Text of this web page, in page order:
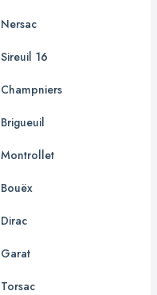
Nersac
Sireuil 16
Champniers
Brigueuil
Montrollet
Bouëx
Dirac
Garat
Torsac